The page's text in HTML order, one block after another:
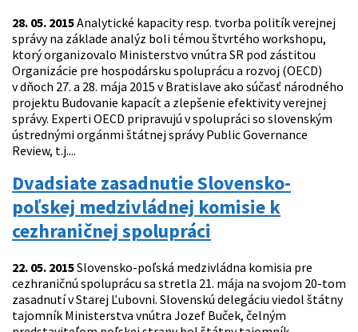
28. 05. 2015Analytické kapacity resp. tvorba politík verejnej
správy na základe analýz boli témou štvrtého workshopu,
ktorý organizovalo Ministerstvo vnútra SR pod zástitou
Organizácie pre hospodársku spoluprácu a rozvoj (OECD)
v dňoch 27. a 28. mája 2015 v Bratislave ako súčasť národného
projektu Budovanie kapacít a zlepšenie efektivity verejnej
správy. Experti OECD pripravujú v spolupráci so slovenským
ústrednými orgánmi štátnej správy Public Governance
Review, t.j....
Dvadsiate zasadnutie Slovensko-
poľskej medzivládnej komisie k
cezhraničnej spolupráci
22. 05. 2015Slovensko-poľská medzivládna komisia pre
cezhraničnú spoluprácu sa stretla 21. mája na svojom 20-tom
zasadnutí v Starej Ľubovni. Slovenskú delegáciu viedol štátny
tajomník Ministerstva vnútra Jozef Buček, čelným